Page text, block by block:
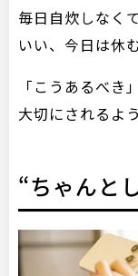
毎日自炊しなく
いい、今日は休
「こうあるべき
大切にされるよ
“ちゃんと